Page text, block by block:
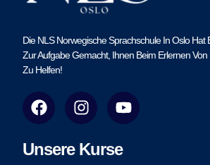
Die NLS Norwegische Sprachschule In Oslo Hat
Zur Aufgabe Gemacht, Ihnen Beim Erlernen
Zu Helfen!
F
a
e
I
n
t
Y
o
t
Unsere Kurse